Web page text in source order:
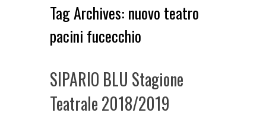
Tag Archives: nuovo teatro
pacini fucecchio
SIPARIO BLU Stagione
Teatrale 2018/2019